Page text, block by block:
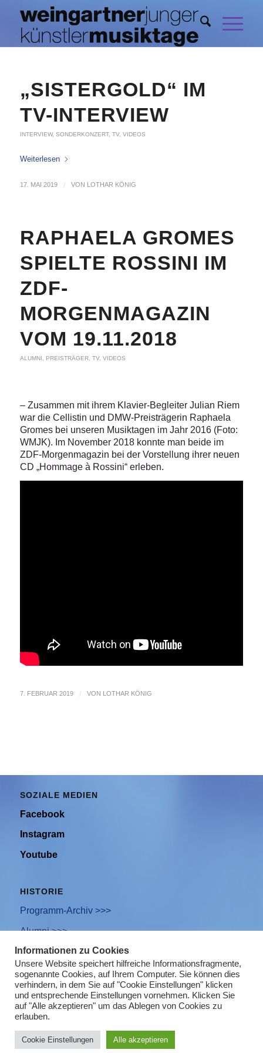
„SISTERGOLD“ IM
TV-INTERVIEW
INTERVIEW, SONDERKONZERT, TV, VIDEOS
Weiterlesen
17. MAI 2019 / VON LOTHAR KÖNIG
RAPHAELA GROMES
SPIELTE ROSSINI IM
ZDF-
MORGENMAGAZIN
VOM 19.11.2018
ALUMNI PREISTRÄGER, TV, VIDEOS
– Zusammen mit ihrem Klavier-Begleiter Julian Riem
war die Cellistin und DMW-Preisträgerin Raphaela
Gromes bei unseren Musiktagen im Jahr 2016 (Foto:
WMJK). Im November 2018 konnte man beide im
ZDF-Morgenmagazin bei der Vorstellung ihrer neuen
CD „Hommage à Rossini“ erleben.
7. FEBRUAR 2019 / VON LOTHAR KÖNIG
SOZIALE MEDIEN
Facebook
Instagram
Youtube
HISTORIE
Programm-Archiv >>>
Alumni >>>
Newsletter Anmeldung
Impressum
Datenschutz
Informationen zu Cookies
Unsere Website speichert hilfreiche Informationsfragmente,
sogenannte Cookies, auf Ihrem Computer. Sie können dies
verhindern, in dem Sie auf "Cookie Einstellungen" klicken
und entsprechende Einstellungen vornehmen. Klicken Sie
auf "Alle akzeptieren" um das Ablegen von Cookies zu
erlauben.
Cookie Einstellungen Alle akzeptieren